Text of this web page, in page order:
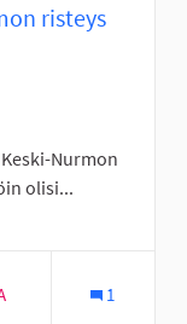
risteys
Nurmon
olisi...
1